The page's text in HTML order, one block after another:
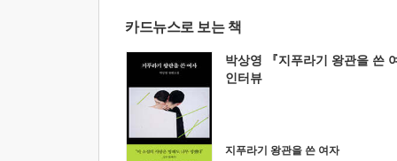
카드뉴스로 보는 책
박상영 『지푸라기 왕관을 쓴
인터뷰
지푸라기 왕관을 쓴 여자